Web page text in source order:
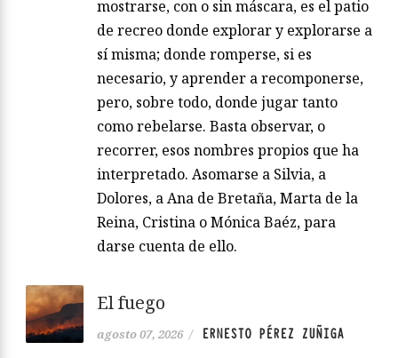
mostrarse, con o sin máscara, es el patio
de recreo donde explorar y explorarse a
sí misma; donde romperse, si es
necesario, y aprender a recomponerse,
pero, sobre todo, donde jugar tanto
como rebelarse. Basta observar, o
recorrer, esos nombres propios que ha
interpretado. Asomarse a Silvia, a
Dolores, a Ana de Bretaña, Marta de la
Reina, Cristina o Mónica Baéz, para
darse cuenta de ello.
El fuego
agosto 07, 2026 / ERNESTO PÉREZ ZUÑIGA